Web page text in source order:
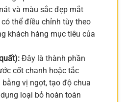
và màu sắc đẹp mắt
thể điều chỉnh tùy theo
khách hàng mục tiêu của
Đây là thành phần
cốt chanh hoặc tắc
vị ngọt, tạo độ chua
loại bỏ hoàn toàn